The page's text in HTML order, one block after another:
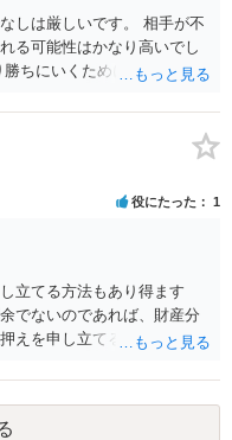
しは厳しいです。 相手が不
る可能性はかなり高いでし
ちにいくためにも弁護士委
役にたった 1
立てる方法もあり得ます
でないのであれば、財産分
えを申し立てる（法的には
れば、担当弁護士とよく相